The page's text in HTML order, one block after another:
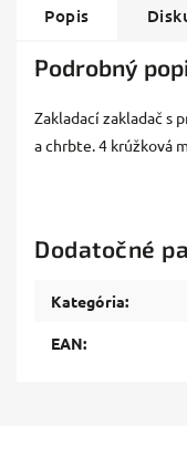
Popis
Podrobný
Zakladací zakladač s
a chrbte. 4 krúžková
Dodatočné
Kategória:
EAN: